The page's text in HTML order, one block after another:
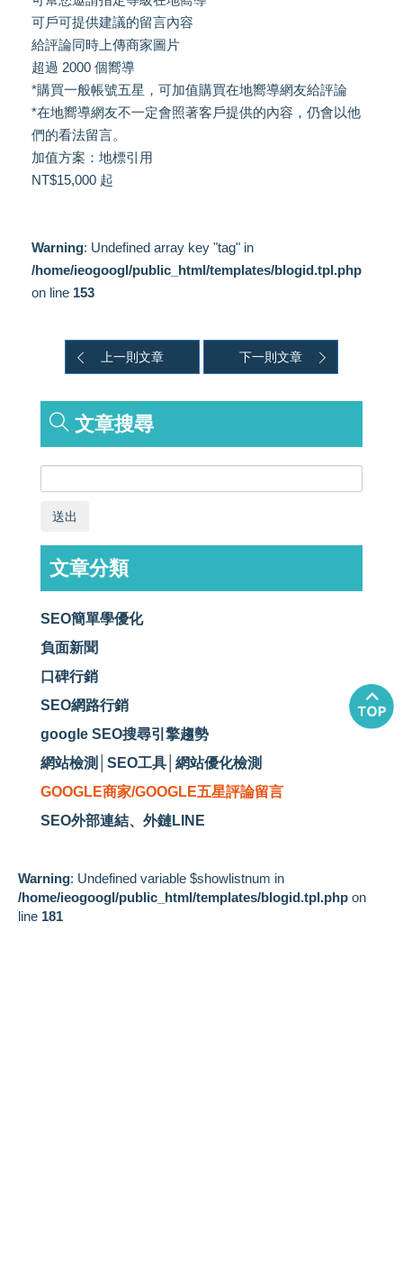
可戶可提供建議的留言內容
給評論同時上傳商家圖片
超過 2000 個嚮導
*購買一般帳號五星，可加值購買在地嚮導網友給評論
*在地嚮導網友不一定會照著客戶提供的內容，仍會以他
們的看法留言。
加值方案：地標引用
NT$15,000 起
Warning: Undefined array key "tag" in
/home/ieogoogl/public_html/templates/blogid.tpl.php
on line 153
上一則文章 下一則文章
文章搜尋
送出
文章分類
SEO簡單學優化
負面新聞
口碑行銷
SEO網路行銷
google SEO搜尋引擎趨勢
網站檢測│SEO工具│網站優化檢測
GOOGLE商家/GOOGLE五星評論留言
SEO外部連結、外鏈LINE
Warning: Undefined variable $showlistnum in
/home/ieogoogl/public_html/templates/blogid.tpl.php on
line 181